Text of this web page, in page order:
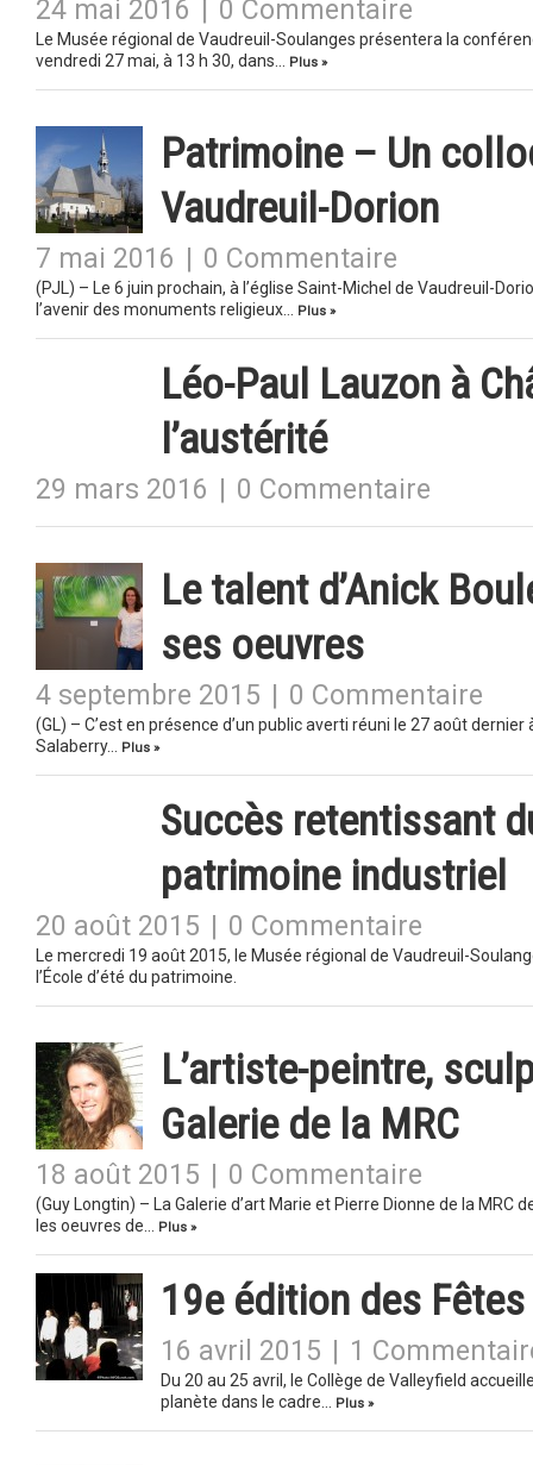
24 mai 2016 0 Commentaire
Le Musée régional de Vaudreuil-Soulanges présentera la
vendredi 27 mai, à 13 h 30, dans…
Plus »
Patrimoine – Un
Vaudreuil-Dorion
7 mai 2016 0 Commentaire
(PJL) – Le 6 juin prochain, à l’église Saint-Michel de Vaudreuil-
l’avenir des monuments religieux…
Plus »
Léo-Paul Lauzon à
l’austérité
29 mars 2016 0 Commentaire
Le talent d’Anick
ses oeuvres
4 septembre 2015 0 Commentaire
(GL) – C’est en présence d’un public averti réuni le 27 août
Salaberry…
Plus »
Succès retentissant
patrimoine industriel
20 août 2015 0 Commentaire
Le mercredi 19 août 2015, le Musée régional de Vaudreuil-
l’École d’été du patrimoine.
L’artiste-peintre,
Galerie de la MRC
18 août 2015 0 Commentaire
(Guy Longtin) – La Galerie d’art Marie et Pierre Dionne de la
les oeuvres de…
Plus »
19e édition des
16 avril 2015 1
Du 20 au 25 avril, le Collège de Valleyfield
planète dans le cadre…
Plus »